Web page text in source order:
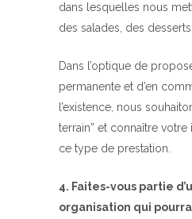
dans lesquelles nous
des salades, des
Dans l’optique de
permanente et d’en
l’existence, nous
terrain” et connaître
ce type de prestation.
4. Faites-vous partie
organisation qui